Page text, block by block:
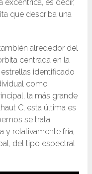
excéntrica, es decir,
que describa una
alrededor del
centrada en la
identificado
como
la más grande
C, esta última es
se trata
y relativamente fría,
del tipo espectral